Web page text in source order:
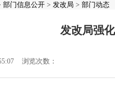
部门信息公开 > 发改局 > 部门动态
发改局强
浏览次数：